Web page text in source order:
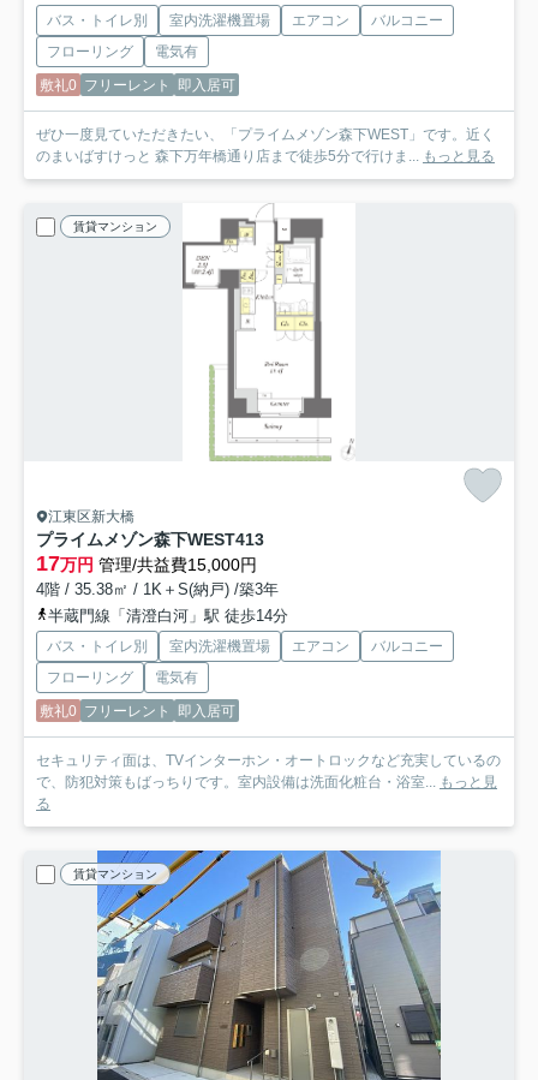
バス・トイレ別 室内洗濯機置場 エアコン
バルコニー
フローリング
電気有
敷礼0 フリーレント 即入居可
ぜひ一度見ていただきたい、「プライムメゾン森下WEST」です。近く
のまいばすけっと 森下万年橋通り店まで徒歩5分で行けま...
もっと見る
賃貸マンション
江東区新大橋
プライムメゾン森下WEST413
17万円 管理/共益費15,000円
4階 / 35.38㎡ / 1K＋S(納戸) /築3年
半蔵門線「清澄白河」駅 徒歩14分
バス・トイレ別 室内洗濯機置場 エアコン
バルコニー
フローリング
電気有
敷礼0 フリーレント 即入居可
セキュリティ面は、TVインターホン・オートロックなど充実しているの
で、防犯対策もばっちりです。室内設備は洗面化粧台・浴室...
もっと見
る
賃貸マンション